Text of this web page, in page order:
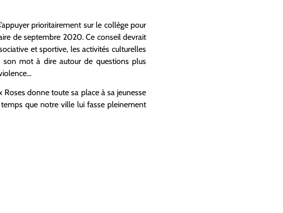
prioritairement sur le collège pour
de septembre 2020. Ce conseil devrait
et sportive, les activités culturelles
son mot à dire autour de questions plus
donne toute sa place à sa jeunesse
que notre ville lui fasse pleinement